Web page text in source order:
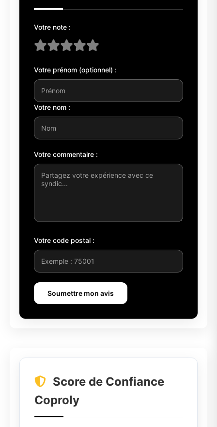
Votre note :
Votre prénom (optionnel) :
Votre nom :
Votre commentaire :
Votre code postal :
Soumettre mon avis
Score de Confiance
Coproly